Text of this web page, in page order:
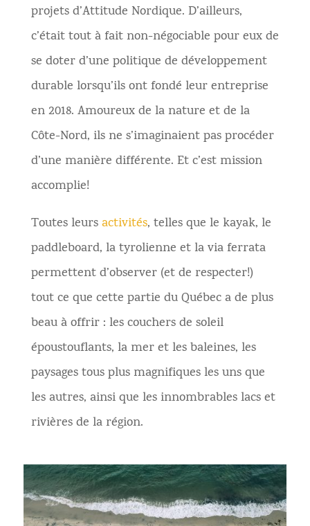
projets d’Attitude Nordique. D’ailleurs,
c’était tout à fait non-négociable pour eux de
se doter d’une politique de développement
durable lorsqu’ils ont fondé leur entreprise
en 2018. Amoureux de la nature et de la
Côte-Nord, ils ne s’imaginaient pas procéder
d’une manière différente. Et c’est mission
accomplie!
Toutes leursactivités, telles que le kayak, le
paddleboard, la tyrolienne et la via ferrata
permettent d’observer (et de respecter!)
tout ce que cette partie du Québec a de plus
beau à offrir : les couchers de soleil
époustouflants, la mer et les baleines, les
paysages tous plus magnifiques les uns que
les autres, ainsi que les innombrables lacs et
rivières de la région.